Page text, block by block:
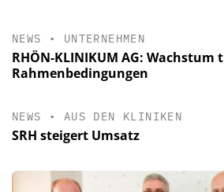
NEWS • UNTERNEHMEN
RHÖN-KLINIKUM AG:
Rahmenbedingungen
NEWS • AUS DEN KLINIKEN
SRH steigert Umsatz